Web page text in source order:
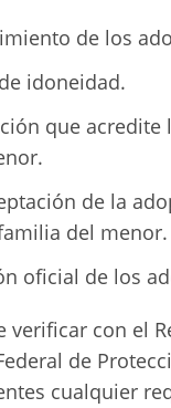
de los
idoneidad.
que acredite
de la
del menor.
oficial de los
verificar con el
de
cualquier